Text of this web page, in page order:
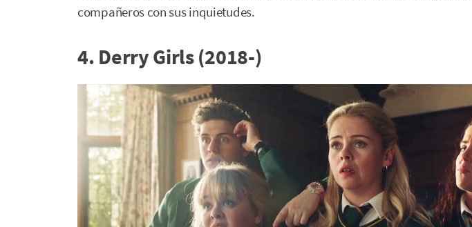
compañeros con sus inquietudes.
4. Derry Girls (2018-)